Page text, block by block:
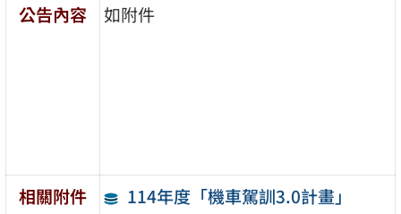
公告內容
如附件
相關附件 114年度「機車駕訓3.0計畫」